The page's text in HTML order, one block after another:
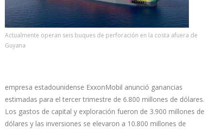
Actualmente operan seis buques de perforación en la costa afuera de
Guyana
empresa estadounidense ExxonMobil anunció ganancias
estimadas para el tercer trimestre de 6.800 millones de dólares.
Los gastos de capital y exploración fueron de 3.900 millones de
dólares y las inversiones se elevaron a 10.800 millones de